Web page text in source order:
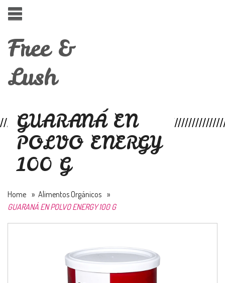
Free &
Lush
GUARANÁ EN
POLVO ENERGY
100 G
Home » Alimentos Orgánicos »
GUARANÁ EN POLVO ENERGY 100 G